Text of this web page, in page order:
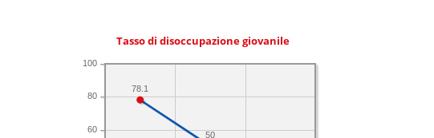
Tasso di disoccupazione giovanile
60
80
100
50
78.1